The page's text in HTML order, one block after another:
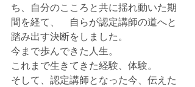
ち、自分のこころと共に揺れ動いた期
間を経て、　自らが認定講師の道へと
踏み出す決断をしました。
今まで歩んできた人生。
これまで生きてきた経験、体験。
そして、認定講師となった今、伝えた